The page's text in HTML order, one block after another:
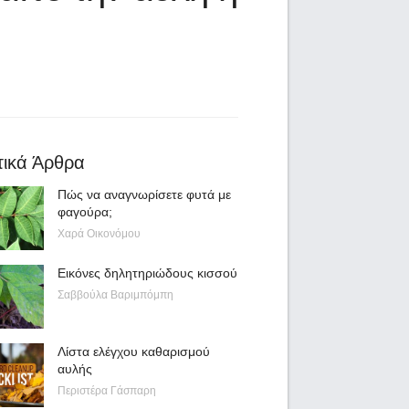
Άρθρα
Πώς να αναγνωρίσετε φυτά με
φαγούρα;
Χαρά Οικονόμου
Εικόνες δηλητηριώδους κισσού
Σαββούλα Βαριμπόμπη
Λίστα ελέγχου καθαρισμού
αυλής
Περιστέρα Γάσπαρη